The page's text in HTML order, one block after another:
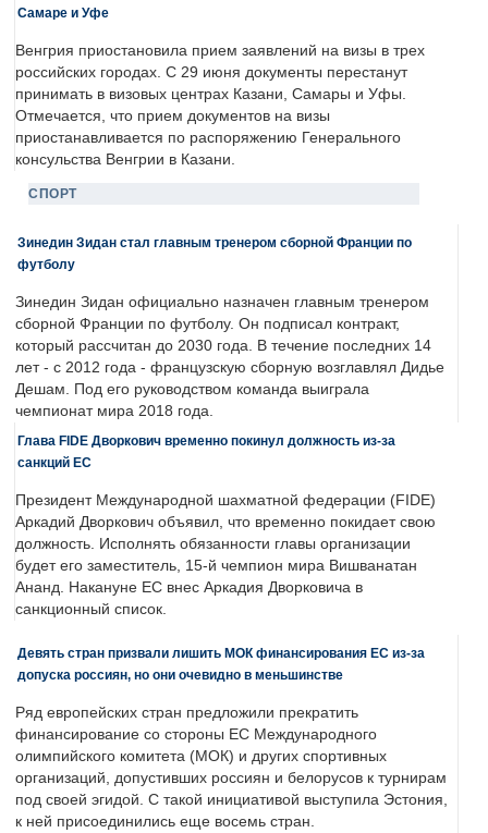
Самаре и Уфе
Венгрия приостановила прием заявлений на визы в трех
российских городах. С 29 июня документы перестанут
принимать в визовых центрах Казани, Самары и Уфы.
Отмечается, что прием документов на визы
приостанавливается по распоряжению Генерального
консульства Венгрии в Казани.
СПОРТ
Зинедин Зидан стал главным тренером сборной Франции по
футболу
Зинедин Зидан официально назначен главным тренером
сборной Франции по футболу. Он подписал контракт,
который рассчитан до 2030 года. В течение последних 14
лет - с 2012 года - французскую сборную возглавлял Дидье
Дешам. Под его руководством команда выиграла
чемпионат мира 2018 года.
Глава FIDE Дворкович временно покинул должность из-за
санкций ЕС
Президент Международной шахматной федерации (FIDE)
Аркадий Дворкович объявил, что временно покидает свою
должность. Исполнять обязанности главы организации
будет его заместитель, 15-й чемпион мира Вишванатан
Ананд. Накануне ЕС внес Аркадия Дворковича в
санкционный список.
Девять стран призвали лишить МОК финансирования ЕС из-за
допуска россиян, но они очевидно в меньшинстве
Ряд европейских стран предложили прекратить
финансирование со стороны ЕС Международного
олимпийского комитета (МОК) и других спортивных
организаций, допустивших россиян и белорусов к турнирам
под своей эгидой. С такой инициативой выступила Эстония,
к ней присоединились еще восемь стран.